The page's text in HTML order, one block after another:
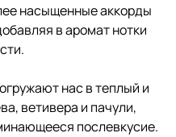
насыщенные аккорды
в аромат нотки
нас в теплый и
ветивера и пачули,
послевкусие.